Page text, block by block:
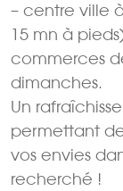
– centre ville
15 mn à
commerces
dimanches.
Un
permettant
vos envies
recherché !